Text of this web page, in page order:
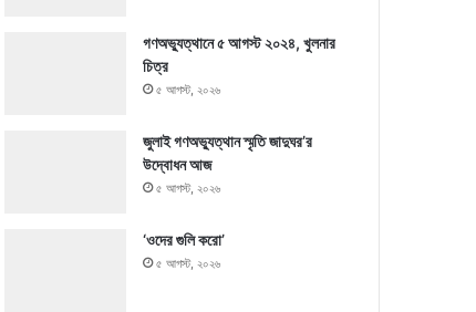
গণঅভ্যুত্থানে ৫ আগস্ট ২০২৪, খুলনার
চিত্র
৫ আগস্ট, ২০২৬
জুলাই গণঅভ্যুত্থান স্মৃতি জাদুঘর’র
উদ্বোধন আজ
৫ আগস্ট, ২০২৬
‘ওদের গুলি করো’
৫ আগস্ট, ২০২৬